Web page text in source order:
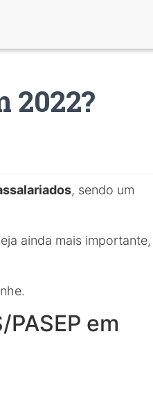
2022?
, sendo um
ainda mais importante,
em